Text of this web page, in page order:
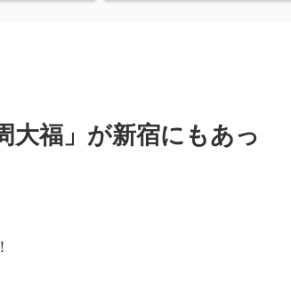
大福」が新宿にもあっ